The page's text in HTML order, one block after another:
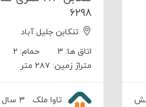
۶۲۹۸
تنکابن جلیل آباد
اتاق ها: ۳ حمام: ۲
متراژ زمین: ۲۸۷ متر
تاوا ملک ۳ سال پیش